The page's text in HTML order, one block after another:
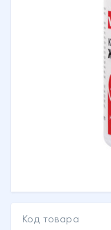
Код товара